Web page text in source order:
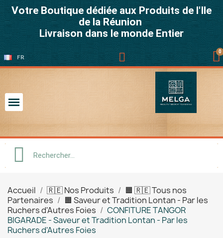
Votre Boutique dédiée aux Produits de l'Ile
de la Réunion
Livraison dans le monde Entier
FR
Accueil 🇷🇪 Nos Produits
🟧 🇷🇪 Tous nos
Partenaires
🟧 Saveur et Tradition Lontan - Par les
Ruchers d'Autres Foies
CONFITURE TANGOR
BIGARADE - Saveur et Tradition Lontan - Par les
Ruchers d'Autres Foies